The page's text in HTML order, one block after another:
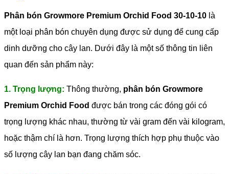
Phân bón Growmore Premium Orchid Food 30-10-10 là
một loại phân bón chuyên dụng được sử dụng để cung cấp
dinh dưỡng cho cây lan. Dưới đây là một số thông tin liên
quan đến sản phẩm này:
1. Trọng lượng: Thông thường, phân bón Growmore
Premium Orchid Food được bán trong các đóng gói có
trọng lượng khác nhau, thường từ vài gram đến vài kilogram,
hoặc thậm chí là hơn. Trọng lượng thích hợp phụ thuộc vào
số lượng cây lan bạn đang chăm sóc.